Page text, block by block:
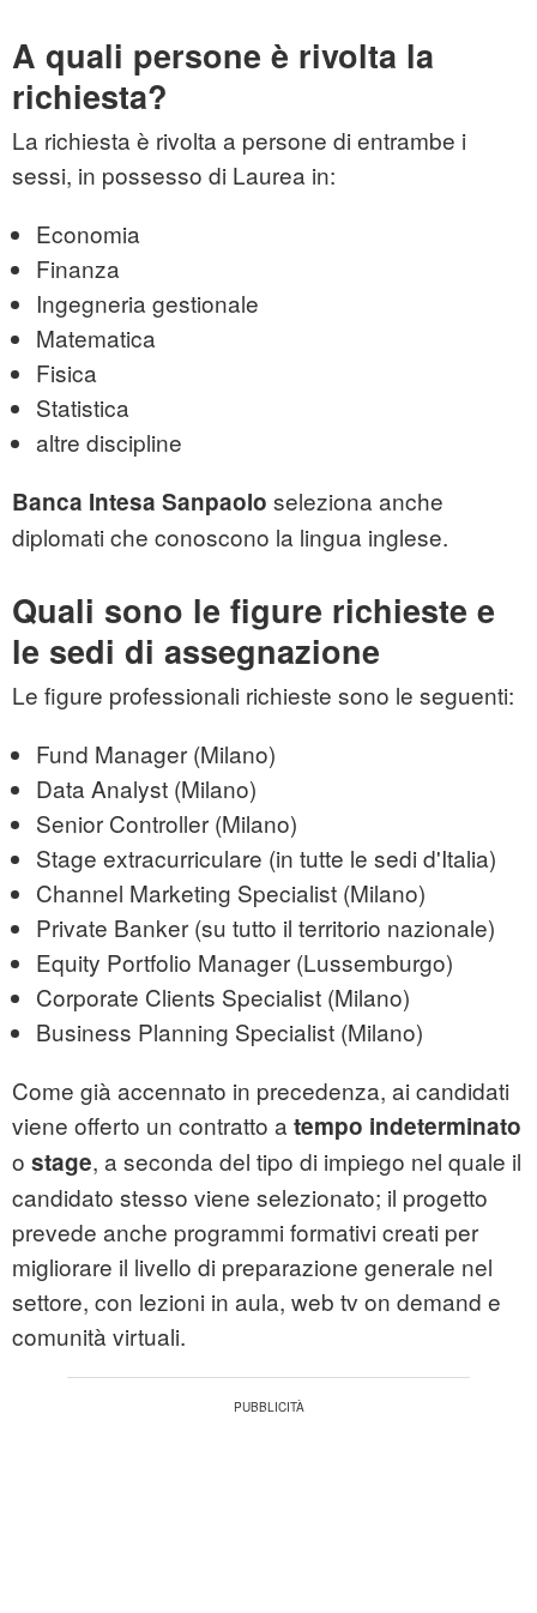
A quali persone è rivolta la
richiesta?
La richiesta è rivolta a persone di entrambe i
sessi, in possesso di Laurea in:
Economia
Finanza
Ingegneria gestionale
Matematica
Fisica
Statistica
altre discipline
Banca Intesa Sanpaolo seleziona anche
diplomati che conoscono la lingua inglese.
Quali sono le figure richieste e
le sedi di assegnazione
Le figure professionali richieste sono le seguenti:
Fund Manager (Milano)
Data Analyst (Milano)
Senior Controller (Milano)
Stage extracurriculare (in tutte le sedi d'Italia)
Channel Marketing Specialist (Milano)
Private Banker (su tutto il territorio nazionale)
Equity Portfolio Manager (Lussemburgo)
Corporate Clients Specialist (Milano)
Business Planning Specialist (Milano)
Come già accennato in precedenza, ai candidati
viene offerto un contratto a tempo indeterminato
o stage, a seconda del tipo di impiego nel quale il
candidato stesso viene selezionato; il progetto
prevede anche programmi formativi creati per
migliorare il livello di preparazione generale nel
settore, con lezioni in aula, web tv on demand e
comunità virtuali.